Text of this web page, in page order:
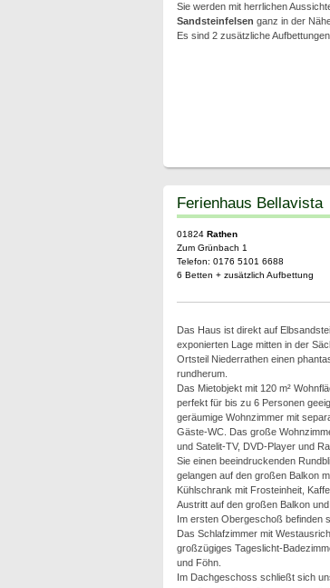
Sie werden mit herrlichen
Sandsteinfelsen ganz in der
Es sind 2 zusätzliche Aufbettungen
Ferienhaus Bellavista
01824 Rathen
Zum Grünbach 1
Telefon: 0176 5101 6688
6 Betten + zusätzlich Aufbettung
Das Haus ist direkt auf
exponierten Lage mitten in der
Ortsteil Niederrathen einen
rundherum.
Das Mietobjekt mit 120 m²
perfekt für bis zu 6 Personen
geräumige Wohnzimmer mit
Gäste-WC. Das große
und Satelit-TV, DVD-Player und
Sie einen beeindruckenden
gelangen auf den großen Balkon
Kühlschrank mit Frosteinheit,
Austritt auf den großen Balkon
Im ersten Obergeschoß befinden
Das Schlafzimmer mit
großzügiges Tageslicht-
und Föhn.
Im Dachgeschoss schließt sich